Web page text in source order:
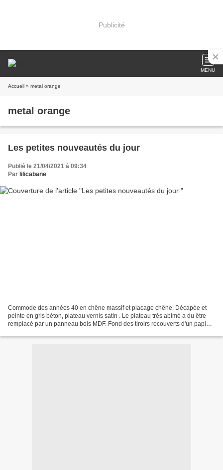
Publicité
MENU
Accueil » metal orange
metal orange
Les petites nouveautés du jour
Publié le 21/04/2021 à 09:34
Par lilicabane
Commode des années 40 en chêne massif et placage chêne. Décapée et
peinte en gris béton, plateau vernis satin . Le plateau très abimé a du être
remplacé par un panneau bois MDF. Fond des tiroirs recouverts d'un papier